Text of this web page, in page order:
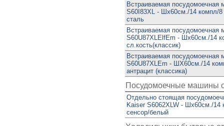
Встраиваемая посудомоечная
S60I83XL - Шx60см./14 компл/8
сталь
Встраиваемая посудомоечная
S60U87XLElfEm - Шx60см./14
сл.кость(классик)
Встраиваемая посудомоечная
S60U87XLEm - ШX60см./14
антрацит (классика)
Посудомоечные машины
Отдельно стоящая
Kaiser S6062XLW - Шx60см./14
сенсор/белый